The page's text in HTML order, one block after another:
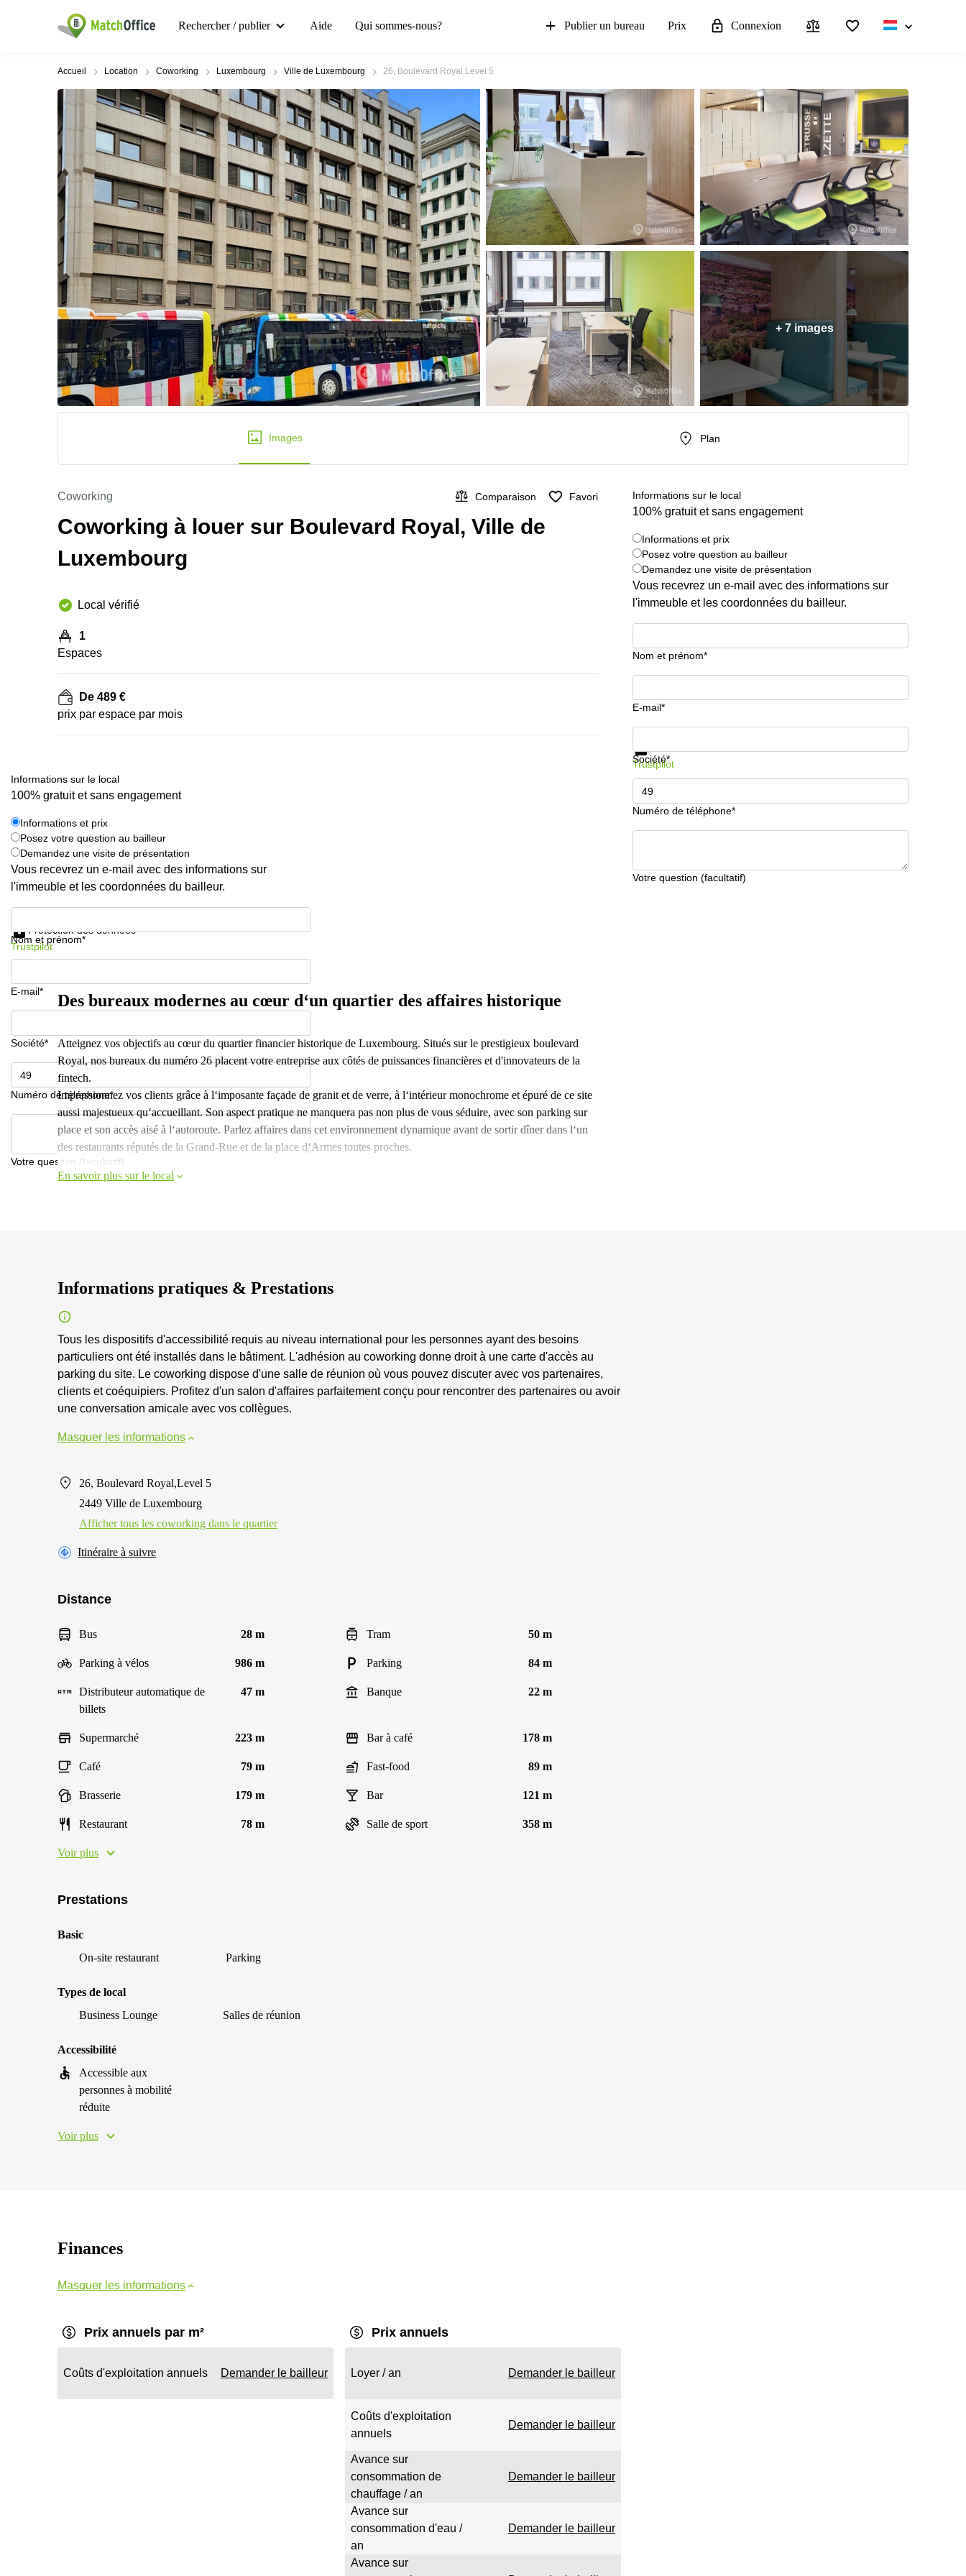
Rechercher / publier Aide Qui sommes-nous? Publier un bureau Prix Connexion
Accueil Location Coworking Luxembourg Ville de Luxembourg 26, Boulevard Royal,Level 5
+ 7 images
Images Plan
Coworking Comparaison Favori
Coworking à louer sur Boulevard Royal, Ville de
Luxembourg
Local vérifié
1
Espaces
De 489 €
prix par espace par mois
Informations sur le local
100% gratuit et sans engagement
Informations et prix
Posez votre question au bailleur
Demandez une visite de présentation
Vous recevrez un e-mail avec des informations sur
l'immeuble et les coordonnées du bailleur.
Nom et prénom*
E-mail*
Société*
Numéro de téléphone*
Votre question (facultatif)
Informations et prix
Trustpilot
Informations sur le local
100% gratuit et sans engagement
Informations et prix
Posez votre question au bailleur
Demandez une visite de présentation
Vous recevrez un e-mail avec des informations sur
l'immeuble et les coordonnées du bailleur.
Nom et prénom*
E-mail*
Société*
Numéro de téléphone*
Votre question (facultatif)
Protection des données
Trustpilot
Des bureaux modernes au cœur d‘un quartier des affaires historique
Atteignez vos objectifs au cœur du quartier financier historique de Luxembourg. Situés sur le prestigieux boulevard
Royal, nos bureaux du numéro 26 placent votre entreprise aux côtés de puissances financières et d'innovateurs de la
fintech.
Impressionnez vos clients grâce à l‘imposante façade de granit et de verre, à l‘intérieur monochrome et épuré de ce site
aussi majestueux qu‘accueillant. Son aspect pratique ne manquera pas non plus de vous séduire, avec son parking sur
place et son accès aisé à l‘autoroute. Parlez affaires dans cet environnement dynamique avant de sortir dîner dans l‘un
des restaurants réputés de la Grand-Rue et de la place d‘Armes toutes proches.
En savoir plus sur le local
Informations pratiques & Prestations
Tous les dispositifs d'accessibilité requis au niveau international pour les personnes ayant des besoins
particuliers ont été installés dans le bâtiment. L'adhésion au coworking donne droit à une carte d'accès au
parking du site. Le coworking dispose d'une salle de réunion où vous pouvez discuter avec vos partenaires,
clients et coéquipiers. Profitez d'un salon d'affaires parfaitement conçu pour rencontrer des partenaires ou avoir
une conversation amicale avec vos collègues.
Masquer les informations
26, Boulevard Royal,Level 5
2449 Ville de Luxembourg
Afficher tous les сoworking dans le quartier
Itinéraire à suivre
Distance
Bus 28 m Tram 50 m
Parking à vélos 986 m Parking 84 m
Distributeur automatique de
billets
47 m Banque 22 m
Supermarché 223 m Bar à café 178 m
Café 79 m Fast-food 89 m
Brasserie 179 m Bar 121 m
Restaurant 78 m Salle de sport 358 m
Voir plus
Prestations
Basic
On-site restaurant
Parking
Types de local
Business Lounge
Salles de réunion
Accessibilité
Accessible aux
personnes à mobilité
réduite
Voir plus
Finances
Masquer les informations
Prix annuels par m²
Coûts d'exploitation annuels Demander le bailleur
Prix annuels
Loyer / an Demander le bailleur
Coûts d'exploitation
annuels
Demander le bailleur
Avance sur
consommation de
chauffage / an
Demander le bailleur
Avance sur
consommation d'eau /
an
Demander le bailleur
Avance sur